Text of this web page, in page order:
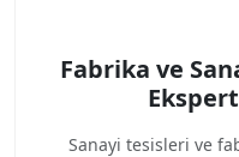
Fabrika ve
Sanayi tesisleri ve